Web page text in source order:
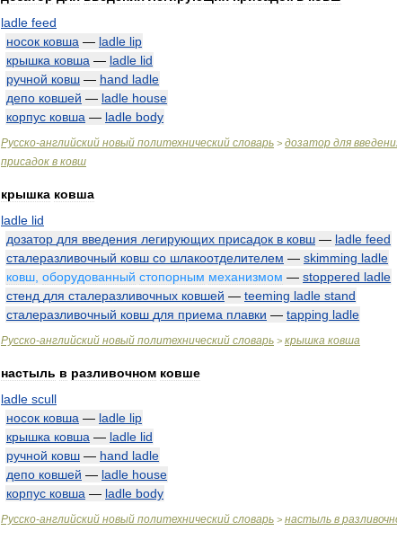
ladle feed
носок ковша — ladle lip
крышка ковша — ladle lid
ручной ковш — hand ladle
депо ковшей — ladle house
корпус ковша — ladle body
Русско-английский новый политехнический словарь > дозатор для
присадок в ковш
крышка ковша
ladle lid
дозатор для введения легирующих присадок в ковш — ladle feed
сталеразливочный ковш со шлакоотделителем — skimming ladle
ковш оборудованный стопорным механизмом — stoppered ladle
стенд для сталеразливочных ковшей — teeming ladle stand
сталеразливочный ковш для приема плавки — tapping ladle
Русско-английский новый политехнический словарь > крышка ковша
настыль в разливочном ковше
ladle scull
носок ковша — ladle lip
крышка ковша — ladle lid
ручной ковш — hand ladle
депо ковшей — ladle house
корпус ковша — ladle body
Русско-английский новый политехнический словарь > настыль в